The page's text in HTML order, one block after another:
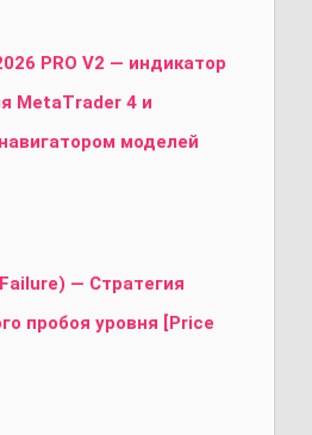
PRO V2 — индикатор
MetaTrader 4 и
моделей
— Стратегия
пробоя уровня [Price